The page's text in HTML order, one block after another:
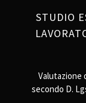
STUDIO
Valutazione
secondo D.